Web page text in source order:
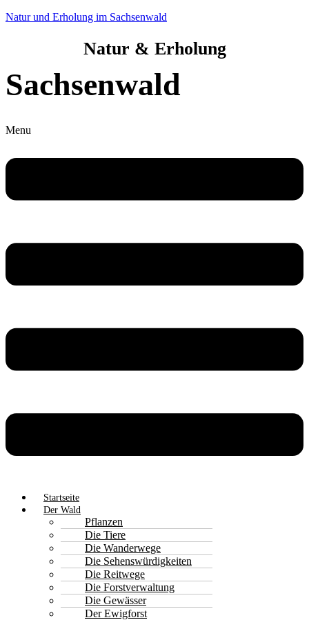
Natur und Erholung im Sachsenwald
Natur & Erholung
Sachsenwald
Menu
Startseite
Der Wald
Pflanzen
Die Tiere
Die Wanderwege
Die Sehenswürdigkeiten
Die Reitwege
Die Forstverwaltung
Die Gewässer
Der Ewigforst